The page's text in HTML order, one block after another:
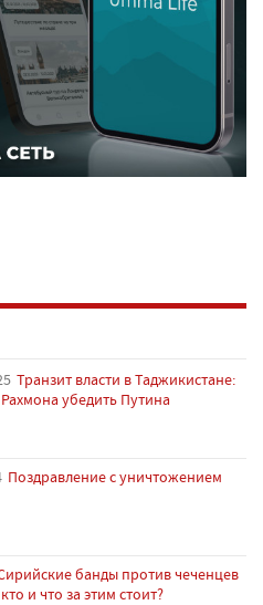
Транзит власти в Таджикистане:
убедить Путина
Поздравление с уничтожением
банды против чеченцев
и что за этим стоит?